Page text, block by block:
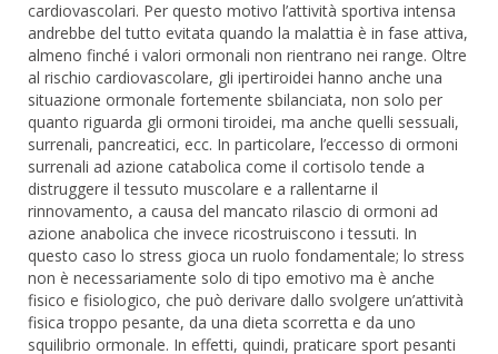
cardiovascolari. Per questo motivo l’attività sportiva intensa
andrebbe del tutto evitata quando la malattia è in fase attiva,
almeno finché i valori ormonali non rientrano nei range. Oltre
al rischio cardiovascolare, gli ipertiroidei hanno anche una
situazione ormonale fortemente sbilanciata, non solo per
quanto riguarda gli ormoni tiroidei, ma anche quelli sessuali,
surrenali, pancreatici, ecc. In particolare, l’eccesso di ormoni
surrenali ad azione catabolica come il cortisolo tende a
distruggere il tessuto muscolare e a rallentarne il
rinnovamento, a causa del mancato rilascio di ormoni ad
azione anabolica che invece ricostruiscono i tessuti. In
questo caso lo stress gioca un ruolo fondamentale; lo stress
non è necessariamente solo di tipo emotivo ma è anche
fisico e fisiologico, che può derivare dallo svolgere un’attività
fisica troppo pesante, da una dieta scorretta e da uno
squilibrio ormonale. In effetti, quindi, praticare sport pesanti